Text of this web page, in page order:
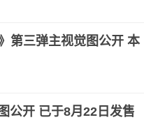
第三弹主视觉图公开 本
公开 已于8月22日发售